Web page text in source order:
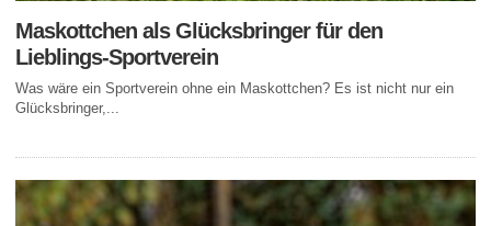
Maskottchen als Glücksbringer für den
Lieblings-Sportverein
Was wäre ein Sportverein ohne ein Maskottchen? Es ist nicht nur ein
Glücksbringer,...